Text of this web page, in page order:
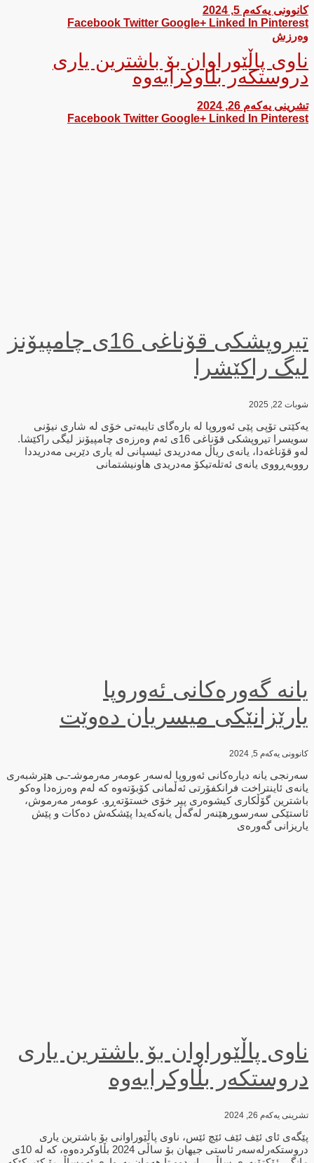
کانوونی یەکەم 5, 2024
Facebook Twitter Google+ Linked In Pinterest
وەرزش
ناوی پاڵێوراوان بۆ باشترین یاری
دروستکەر بڵاوکرایەوە
تشرینی یەکەم 26, 2024
Facebook Twitter Google+ Linked In Pinterest
تیروپشکی قۆناغی 16ی چامپیۆنز
لیگ راکێشرا
شوبات 22, 2025
یەکێتی تۆپی پێی ئەوروپا لە بارەگای تایبەتی خۆی لە شاری نیۆنی
سویسرا تیروپشکی قۆناغی 16ی ئەم وەرزەی چامپیۆنز لیگی راکێشا.
لەو قۆناغەدا، یانەی ریاڵ مەدریدی ئیسپانی لە یاری دێربی مەدریددا
رووبەڕووی یانەی ئەتلەتیکۆ مەدریدی هاونیشتمانی
یانە گەورەكانی ئەوروپا
یارێزانێكی میسریان دەوێت
کانوونی یەکەم 5, 2024
سەرنجی یانە دیارەكانی ئەوروپا لەسەر عومەر مەرموشـ-ـی هێرشبەری
یانەی ئاینتراخت فرانكفۆرتی ئەڵمانی كۆبۆتەوە كە لەم وەرزەدا وەكو
باشترین گۆڵكاری كیشوەری پیر خۆی خستۆتەڕو. عومەر مەرموش،
ئاستێكی سەرسوڕهێنەر لەگەڵ یانەكەیدا پێشكەش دەكات و پێش
یاریزانی گەورەی
ناوی پاڵێوراوان بۆ باشترین یاری
دروستکەر بڵاوکرایەوە
تشرینی یەکەم 26, 2024
پێگەی ئای ئێف ئێف ئێچ ئێس، ناوی پاڵێوراوانی بۆ باشترین یاری
دروستکەرلەسەر ئاستی جیهان بۆ ساڵی 2024 بڵاوکردەوە، کە لە 10ی